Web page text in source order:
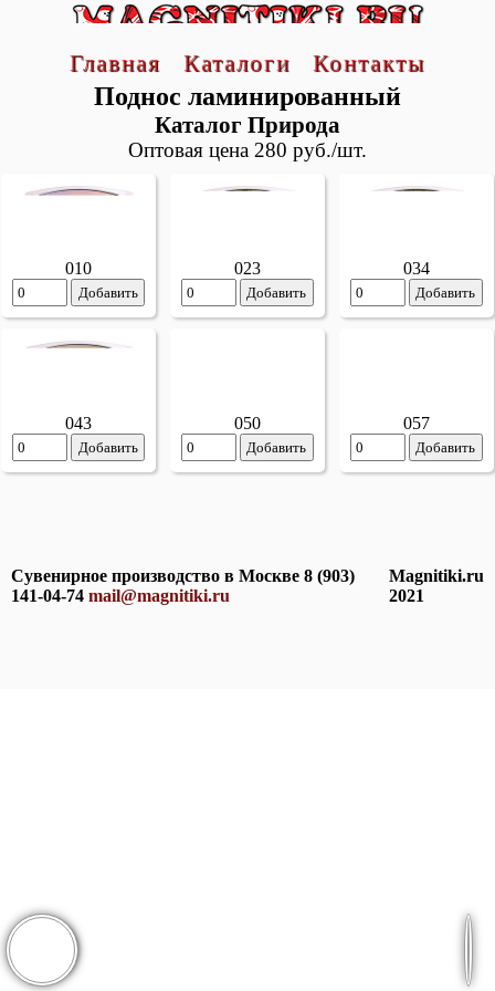
0
Главная Каталоги Контакты
Поднос ламинированный
Каталог Природа
Оптовая цена 280 руб./шт.
010
Добавить
023
Добавить
034
Добавить
043
Добавить
050
Добавить
057
Добавить
Сувенирное производство в Москве 8 (903)
141-04-74 mail@magnitiki.ru
Magnitiki.ru
2021